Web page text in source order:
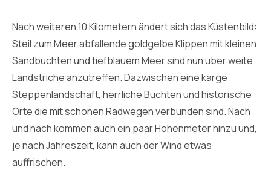
Nach weiteren 10 Kilometern ändert sich das Küstenbild:
Steil zum Meer abfallende goldgelbe Klippen mit kleinen
Sandbuchten und tiefblauem Meer sind nun über weite
Landstriche anzutreffen. Dazwischen eine karge
Steppenlandschaft, herrliche Buchten und historische
Orte die mit schönen Radwegen verbunden sind. Nach
und nach kommen auch ein paar Höhenmeter hinzu und,
je nach Jahreszeit, kann auch der Wind etwas
auffrischen.